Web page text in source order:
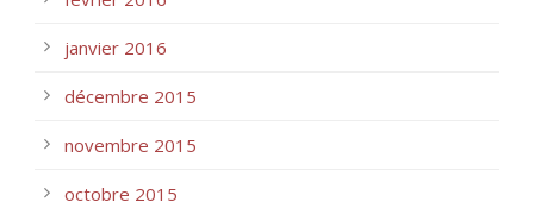
janvier 2016
décembre 2015
novembre 2015
octobre 2015